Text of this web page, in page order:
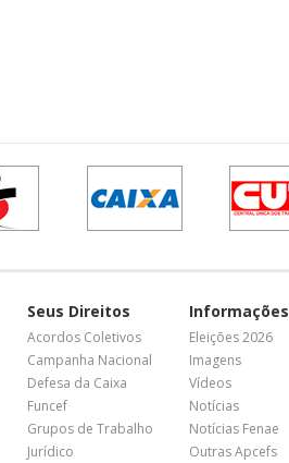
Seus Direitos
Acordos Coletivos
Campanha Nacional
Defesa da Caixa
Funcef
Grupos de Trabalho
Jurídico
Informações
Eleições 2026
Imagens
Vídeos
Notícias
Notícias Fenae
Outras Apcefs